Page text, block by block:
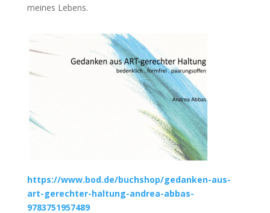
meines Lebens.
https://www.bod.de/buchshop/gedanken-aus-
art-gerechter-haltung-andrea-abbas-
9783751957489